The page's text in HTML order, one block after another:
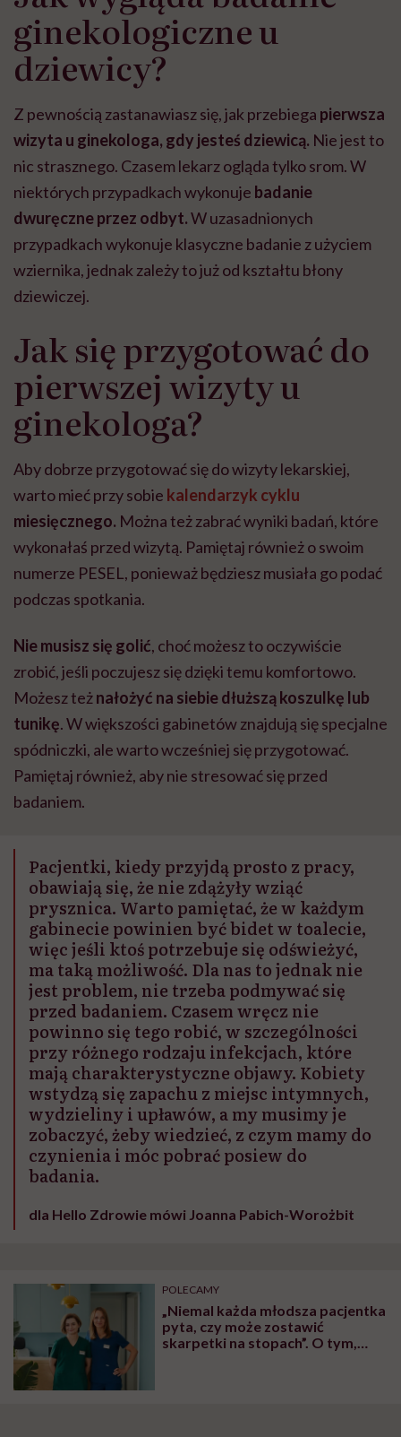
ginekologiczne u
dziewicy?
Z pewnością zastanawiasz się, jak przebiega pierwsza
wizyta u ginekologa, gdy jesteś dziewicą. Nie jest to
nic strasznego. Czasem lekarz ogląda tylko srom. W
niektórych przypadkach wykonuje badanie
dwuręczne przez odbyt.W uzasadnionych
przypadkach wykonuje klasyczne badanie z użyciem
wziernika, jednak zależy to już od kształtu błony
dziewiczej.
Jak się przygotować do
pierwszej wizyty u
ginekologa?
Aby dobrze przygotować się do wizyty lekarskiej,
warto mieć przy sobie kalendarzyk cyklu
miesięcznego. Można też zabrać wyniki badań, które
wykonałaś przed wizytą. Pamiętaj również o swoim
numerze PESEL, ponieważ będziesz musiała go podać
podczas spotkania.
Nie musisz się golić, choć możesz to oczywiście
zrobić, jeśli poczujesz się dzięki temu komfortowo.
Możesz teżnałożyć na siebie dłuższą koszulkę lub
tunikę. W większości gabinetów znajdują się specjalne
spódniczki, ale warto wcześniej się przygotować.
Pamiętaj również, aby nie stresować się przed
badaniem.
Pacjentki, kiedy przyjdą prosto z pracy,
obawiają się, że nie zdążyły wziąć
prysznica. Warto pamiętać, że w każdym
gabinecie powinien być bidet w toalecie,
więc jeśli ktoś potrzebuje się odświeżyć,
ma taką możliwość. Dla nas to jednak nie
jest problem, nie trzeba podmywać się
przed badaniem. Czasem wręcz nie
powinno się tego robić, w szczególności
przy różnego rodzaju infekcjach, które
mają charakterystyczne objawy. Kobiety
wstydzą się zapachu z miejsc intymnych,
wydzieliny i upławów, a my musimy je
zobaczyć, żeby wiedzieć, z czym mamy do
czynienia i móc pobrać posiew do
badania.
dla Hello Zdrowie mówi Joanna Pabich-Worożbit
POLECAMY
„Niemal każda młodsza pacjentka
pyta, czy może zostawić
skarpetki na stopach”. O tym,